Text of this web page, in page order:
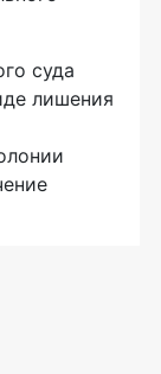
суда
лишения